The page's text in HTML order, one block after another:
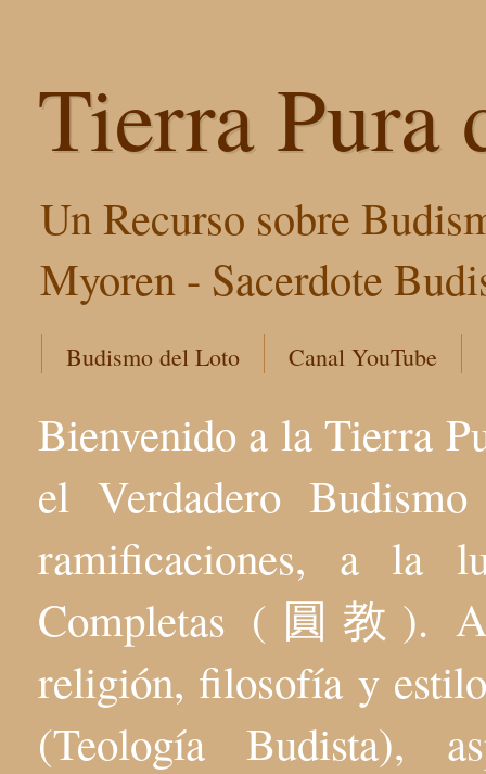
Tierra Pura
Un Recurso sobre
Myoren - Sacerdote
Budismo del Loto Canal YouTube
Bienvenido a la Tierra
el Verdadero
ramificaciones, a la
Completas (圓教).
religión, filosofía y
(Teología Budista),